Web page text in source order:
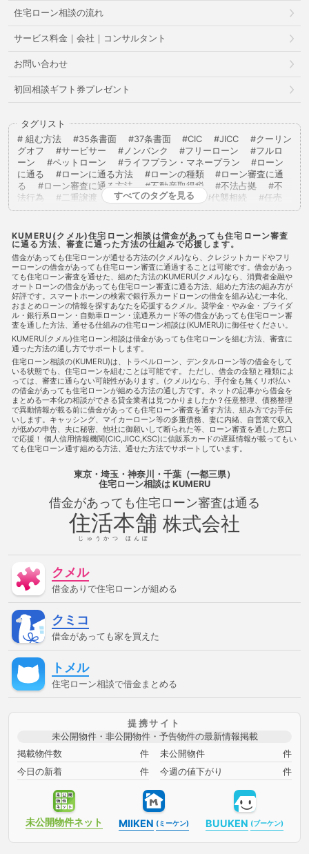
住宅ローン相談の流れ
サービス料金｜会社｜コンサルタント
お問い合わせ
初回相談ギフト券プレゼント
タグリスト
組む方法
35条書面 37条書面 CIC JICC
クーリン
グオフ
サービサー ノンバンク フリーローン
フルロ
ーン
ペットローン ライフプラン・マネープラン
ローン
に通る
ローンに通る方法 ローンの種類
ローン審査に通
る
ローン審査に通る方法 不動産取得税 不法占拠
不
法行為
二重譲渡 代物弁済 代理人 代襲相続
任売
任意売却
任意整理 低層住居専用地域 住宅ローン
住
住宅ローン商品
住宅ローン審査
住宅ローン審査に通る
住宅ローン審査に通る方法
住宅ローン相談 住宅購入
用者責任
使用貸借 保佐人 個人信用情報
個人民事再
生
借地借家法 借地権 借金
借金あってもローンに通
った
借金あってもローンに通った
借金あってもローンに通
る
借金あってもローンに通る方法
借金あってもローン審査
に通る
借金あってもローン審査に通る方法
借金あっても住
宅ローンに通る
借金あっても住宅ローンに通る方法
借金あ
っても住宅ローン審査に通る
借金あっても住宅ローン審査に通
る
借金あっても住宅ローン審査に通る方法
借金あっても審
査に通る
借金あっても審査に通る方法
借金あっても通る
借金あっても通る方法
借金があってもロ
ーンに通る
借金があってもローンに通る方法
借金があって
もローン審査に通る
借金があってもローン審査に通る方法
借金があっても住宅ローンに通る
借金があっても住宅ローンに
通る方法
借金があっても住宅ローンを組む
借金があっても
住宅ローン審査に通る
借金があっても住宅ローン審査に通る方
法
借金があっても住宅ローン審査に通る方法
借金があって
も住宅ローン審査に通過することは可能
借金があっても住宅ロ
ーン審査に通過することは可能
借金があっても審査に通る
借金があっても審査に通る
借金があっても審査に通る方法
借金があっても通る
借金があっても通る
借金があっても通
借金があってローンに通る
借金があってローンに通
借金があってローンに通る方法
借金があってローン
借金があってローン審査に通る方法
てローン審査に通る方法
借金があって住宅ローンに通る
金があって住宅ローンに通る方法
って審査に通る方法
法
停止条件 催告の抗弁権 債務不履行
譲渡
入札 全銀協 公序良俗
格
額
分筆登記
法
原状回復義務 双方代理
法
取消権 合意解除 合筆登記
不適合責任
妨害排除請求権
審査に通った方法
審査に通る 審査に通る方法
分
建ぺい率 建物 建物買取請求権
準法
建築確認 弁済 弁護士 強制執行
心裡留保
意思無能力者
成年後見人 手付 批准価格 抗弁権
抵
援用 損害賠償
火、衛生、
時効 書類 根抵当権 検索の抗弁権
造
構造計算 法律 消滅時効
滞
納
無効 無権代理 物件変動 特定調停 用益権
用
途地域
登記 登記事項証明書 目的別ローン
直系卑属
直系尊属
相続時精算課税制度 短期譲渡所得 破産
破
確定日付 競売
組む方法
組む方法ローンに通るローンに通る方法ローン審査に通るローン審
査に通る方法住宅ローンに通る住宅ローンに通る方法住宅ローン審
査に通る住宅ローン審査に通る方法住宅ローン相談借金があっても
ローンに通る借金があってもローンに通る方法借金があってもロー
すべてのタグを見る
KUMERU(クメル)住宅ローン相談は借金があっても住宅ローン審査
に通る方法、審査に通った方法の仕組みで応援します。
借金があっても住宅ローンが通せる方法の(クメル)なら、クレジットカードやフリ
ーローンの借金があっても住宅ローン審査に通過することは可能です。借金があっ
ても住宅ローン審査を通せた、組めた方法のKUMERU(クメル)なら、消費者金融や
オートローンの借金があっても住宅ローン審査に通る方法、組めた方法の組み方が
好評です。スマートホーンの検索で銀行系カードローンの借金を組み込む一本化、
おまとめローンの情報を探すあなたを応援するクメル。奨学金・やみ金・ブライダ
ル・銀行系ローン・自動車ローン・流通系カード等の借金があっても住宅ローン審
査を通した方法、通せる仕組みの住宅ローン相談は(KUMERU)に御任せください。
KUMERU(クメル)住宅ローン相談は借金があっても住宅ローンを組む方法、審査に
通った方法の通し方でサポートします。
住宅ローン相談の(KUMERU)は、トラベルローン、デンタルローン等の借金をして
いる状態でも、住宅ローンを組むことは可能です。 ただし、借金の金額と種類によ
っては、審査に通らない可能性があります。(クメル)なら、手付金も無くリボ払い
の借金があっても住宅ローンが組める方法の通し方です。ネットの記事から借金を
まとめる一本化の相談ができる貸金業者は見つかりましたか？任意整理、債務整理
で異動情報が載る前に借金があっても住宅ローン審査を通す方法、組み方でお手伝
いします。キャッシング、マイカーローン等の多重債務、妻に内緒、自営業で収入
が低めの申告、夫に秘密、他社に御願いして断られた等、ローン審査を通した窓口
で応援！ 個人信用情報機関(CIC,JICC,KSC)に信販系カードの遅延情報が載ってもい
ても住宅ローン通す組める方法、通せた方法でサポートしています。
東京・埼玉・神奈川・千葉（一都三県）
住宅ローン相談は KUMERU
借金があっても住宅ローン審査は通る
住活本舗
じゅうかつ ほんぽ
株式会社
クメル
借金ありで住宅ローンが組める
クミコ
借金があっても家を買えた
トメル
住宅ローン相談で借金まとめる
提携サイト
未公開物件・非公開物件・予告物件の最新情報掲載
掲載物件数
件 未公開物件
件
今日の新着
件 今週の値下がり 件
未公開物件ネット MIIKEN (ミーケン) BUUKEN (ブーケン)